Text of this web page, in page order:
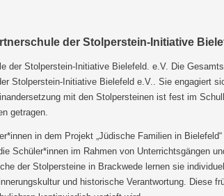
der Stolperstein-Initiative
der Stolperstein-Initiative Bielefeld. e.V. Die
Stolperstein-Initiative Bielefeld e.V.. Sie engagiert
mit den Stolpersteinen ist fest im
getragen.
in dem Projekt „Jüdische Familien in
Schüler*innen im Rahmen von Unterrichtsgängen
der Stolpersteine in Brackwede lernen sie
und historische Verantwortung. Diese